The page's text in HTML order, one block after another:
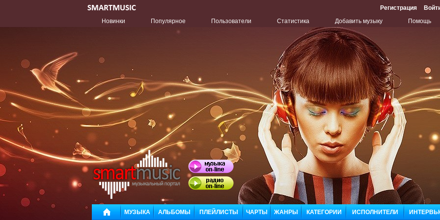
Регистрация
Новинки
Популярное Пользователи Статистика Добавить музыку Помощь
МУЗЫКА АЛЬБОМЫ ПЛЕЙЛИСТЫ ЧАРТЫ ЖАНРЫ КАТЕГОРИИ ИСПОЛНИТЕЛИ